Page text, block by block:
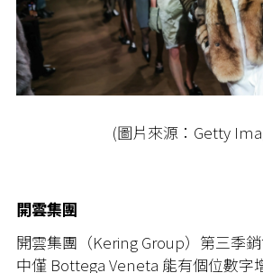
(圖片來源：Getty
開雲集團
開雲集團（Kering Group）第三季
中僅 Bottega Veneta 能有個位數字